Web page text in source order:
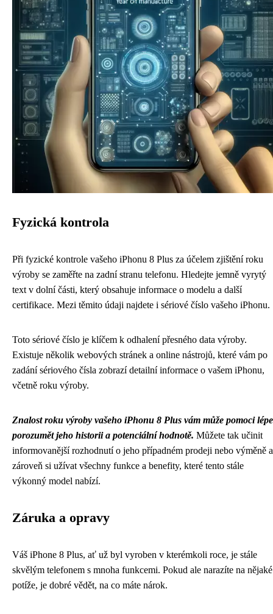
Fyzická kontrola
Při fyzické kontrole vašeho iPhonu 8 Plus za účelem zjištění roku
výroby se zaměřte na zadní stranu telefonu. Hledejte jemně vyrytý
text v dolní části, který obsahuje informace o modelu a další
certifikace. Mezi těmito údaji najdete i sériové číslo vašeho iPhonu.
Toto sériové číslo je klíčem k odhalení přesného data výroby.
Existuje několik webových stránek a online nástrojů, které vám po
zadání sériového čísla zobrazí detailní informace o vašem iPhonu,
včetně roku výroby.
Znalost roku výroby vašeho iPhonu 8 Plus vám může pomoci lépe
porozumět jeho historii a potenciální hodnotě. Můžete tak učinit
informovanější rozhodnutí o jeho případném prodeji nebo výměně a
zároveň si užívat všechny funkce a benefity, které tento stále
výkonný model nabízí.
Záruka a opravy
Váš iPhone 8 Plus, ať už byl vyroben v kterémkoli roce, je stále
skvělým telefonem s mnoha funkcemi. Pokud ale narazíte na nějaké
potíže, je dobré vědět, na co máte nárok.